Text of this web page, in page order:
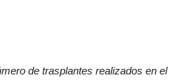
de trasplantes realizados en el